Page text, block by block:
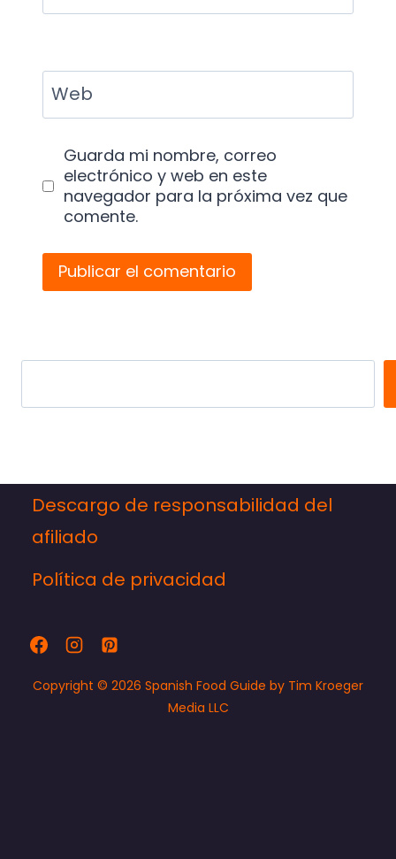
Web
Guarda mi nombre, correo
electrónico y web en este
navegador para la próxima vez que
comente.
Descargo de responsabilidad del
afiliado
Política de privacidad
Copyright © 2026 Spanish Food Guide by Tim Kroeger
Media LLC